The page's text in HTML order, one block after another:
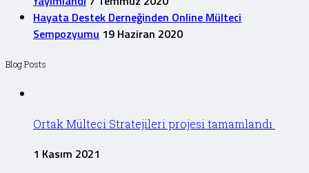
Hayata Destek Derneğinden Online Mülteci
Sempozyumu 19 Haziran 2020
Blog Posts
Ortak Mülteci Stratejileri projesi tamamlandı
1 Kasım 2021